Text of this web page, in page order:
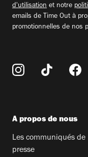
d'utilisation et notre
emails de Time Out à
promotionnelles de nos
A propos de nous
Les communiqués de
presse